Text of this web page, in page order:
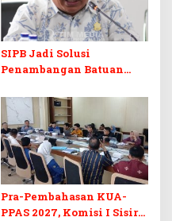
SIPB Jadi Solusi
Penambangan Batuan
di Sultra
Pra-Pembahasan KUA-
PPAS 2027, Komisi I Sisir